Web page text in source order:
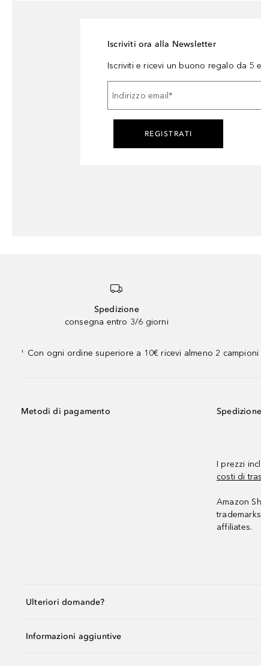
Iscriviti ora alla Newsletter
Iscriviti e ricevi un buono regalo da 5
Indirizzo email *
REGISTRATI
Spedizione
consegna entro 3/6 giorni
¹ Con ogni ordine superiore a 10€ ricevi almeno 2
Metodi di pagamento Spedizione
I prezzi
costi di
Amazon
affiliates.
Ulteriori domande?
Informazioni aggiuntive